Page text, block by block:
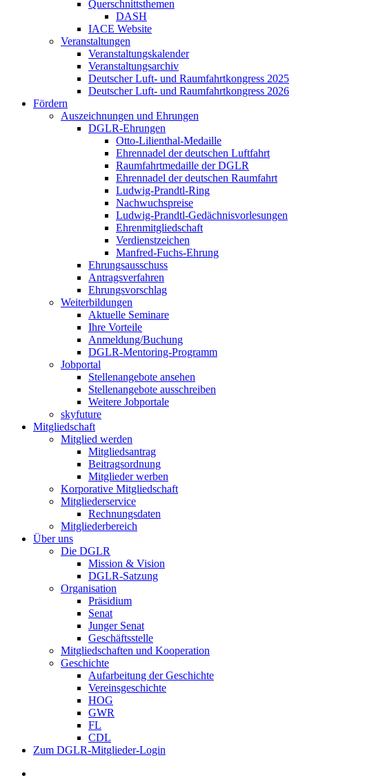
Querschnittsthemen
DASH
IACE Website
Veranstaltungen
Veranstaltungskalender
Veranstaltungsarchiv
Deutscher Luft- und Raumfahrtkongress 2025
Deutscher Luft- und Raumfahrtkongress 2026
Fördern
Auszeichnungen und Ehrungen
DGLR-Ehrungen
Otto-Lilienthal-Medaille
Ehrennadel der deutschen Luftfahrt
Raumfahrtmedaille der DGLR
Ehrennadel der deutschen Raumfahrt
Ludwig-Prandtl-Ring
Nachwuchspreise
Ludwig-Prandtl-Gedächnisvorlesungen
Ehrenmitgliedschaft
Verdienstzeichen
Manfred-Fuchs-Ehrung
Ehrungsausschuss
Antragsverfahren
Ehrungsvorschlag
Weiterbildungen
Aktuelle Seminare
Ihre Vorteile
Anmeldung/Buchung
DGLR-Mentoring-Programm
Jobportal
Stellenangebote ansehen
Stellenangebote ausschreiben
Weitere Jobportale
skyfuture
Mitgliedschaft
Mitglied werden
Mitgliedsantrag
Beitragsordnung
Mitglieder werben
Korporative Mitgliedschaft
Mitgliederservice
Rechnungsdaten
Mitgliederbereich
Über uns
Die DGLR
Mission & Vision
DGLR-Satzung
Organisation
Präsidium
Senat
Junger Senat
Geschäftsstelle
Mitgliedschaften und Kooperation
Geschichte
Aufarbeitung der Geschichte
Vereinsgeschichte
HOG
GWR
FL
CDL
Zum DGLR-Mitglieder-Login